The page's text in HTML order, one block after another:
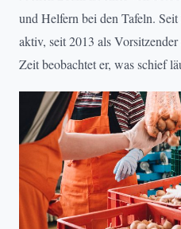
und Helfern bei den Tafeln.
aktiv, seit 2013 als
Zeit beobachtet er, was schief